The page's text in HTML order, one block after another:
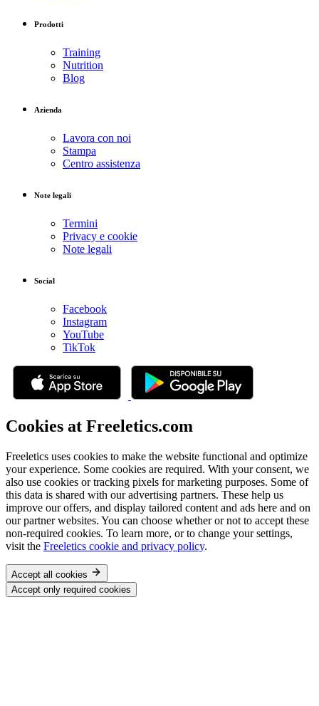
Prodotti
Training
Nutrition
Blog
Azienda
Lavora con noi
Stampa
Centro assistenza
Note legali
Termini
Privacy e cookie
Note legali
Social
Facebook
Instagram
YouTube
TikTok
Cookies at Freeletics.com
Freeletics uses cookies to make the website functional and optimize
your experience. Some cookies are required. With your consent, we
also use cookies or tracking pixels for marketing purposes. Some of
this data is shared with our advertising partners. These help us
improve our offers, and display tailored content and ads here and on
our partner websites. You can choose whether or not to accept these
non-required cookies. To learn more, or to change your settings,
visit the Freeletics cookie and privacy policy.
Accept all cookies
Accept only required cookies